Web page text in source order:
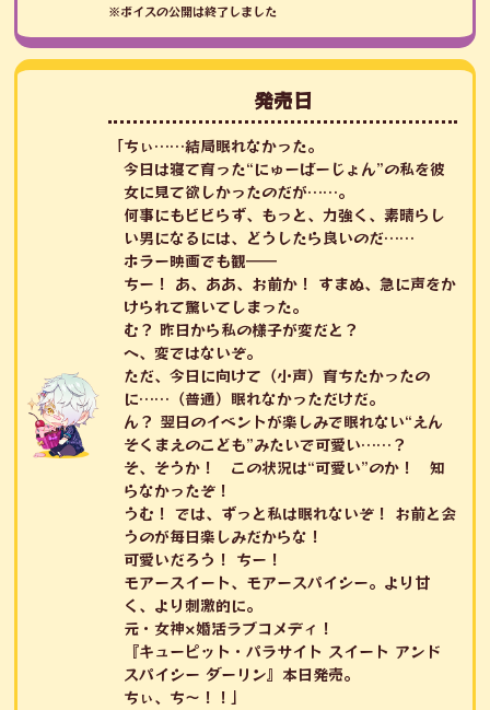
※ボイスの公開は終了しました
発売日
「ちぃ……結局眠れなかった。
今日は寝て育った“にゅーばーじょん”の私を彼
女に見て欲しかったのだが……。
何事にもビビらず、もっと、力強く、素晴らし
い男になるには、どうしたら良いのだ……
ホラー映画でも観――
ちー！ あ、ああ、お前か！ すまぬ、急に声をか
けられて驚いてしまった。
む？ 昨日から私の様子が変だと？
へ、変ではないぞ。
ただ、今日に向けて（小声）育ちたかったの
に……（普通）眠れなかっただけだ。
ん？ 翌日のイベントが楽しみで眠れない“えん
そくまえのこども”みたいで可愛い……？
そ、そうか！ この状況は“可愛い”のか！ 知
らなかったぞ！
うむ！ では、ずっと私は眠れないぞ！ お前と会
うのが毎日楽しみだからな！
可愛いだろう！ ちー！
モアースイート、モアースパイシー。より甘
く、より刺激的に。
元・女神×婚活ラブコメディ！
『キューピット・パラサイト スイート アンド
スパイシー ダーリン』本日発売。
ちぃ、ち～！！」